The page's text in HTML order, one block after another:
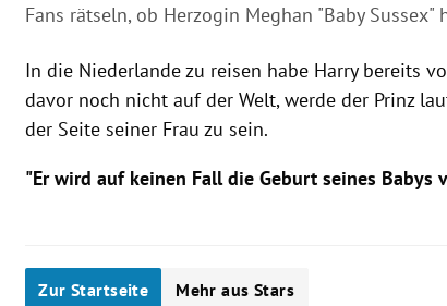
Fans rätseln, ob Herzogin Meghan "Baby
In die Niederlandezu reisen habe Harrybereits
davor noch nicht auf der Welt, werde der Prinz
der Seite seiner Frau zu sein.
"Er wird auf keinen Fall die Geburt seines Babys
Zur Startseite Mehr aus Stars